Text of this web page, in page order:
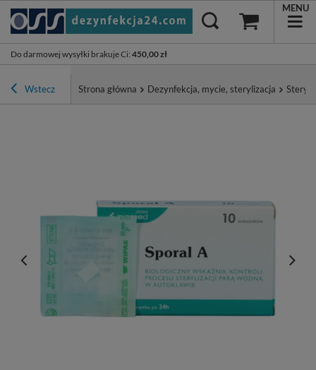
Do darmowej wysyłki brakuje Ci: 450,00 zł
MENU
Wstecz Strona główna Dezynfekcja, mycie, sterylizacja